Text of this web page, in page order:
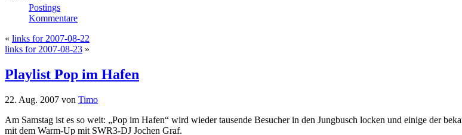
Postings
Kommentare
« links for 2007-08-22
links for 2007-08-23 »
Playlist Pop im Hafen
22. Aug. 2007 von Timo
Am Samstag ist es so weit: „Pop im Hafen“ wird wieder tausende Besucher in den Jungbusch locken und einige der
mit dem Warm-Up mit SWR3-DJ Jochen Graf.